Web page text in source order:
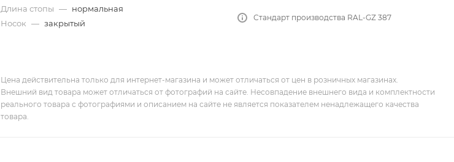
Длина стопы — нормальная
Носок — закрытый
Стандарт производства RAL-GZ 387
Цена действительна только для интернет-магазина и может отличаться от цен в розничных магазинах.
Внешний вид товара может отличаться от фотографий на сайте. Несовпадение внешнего вида и комплектности
реального товара с фотографиями и описанием на сайте не является показателем ненадлежащего качества
товара.